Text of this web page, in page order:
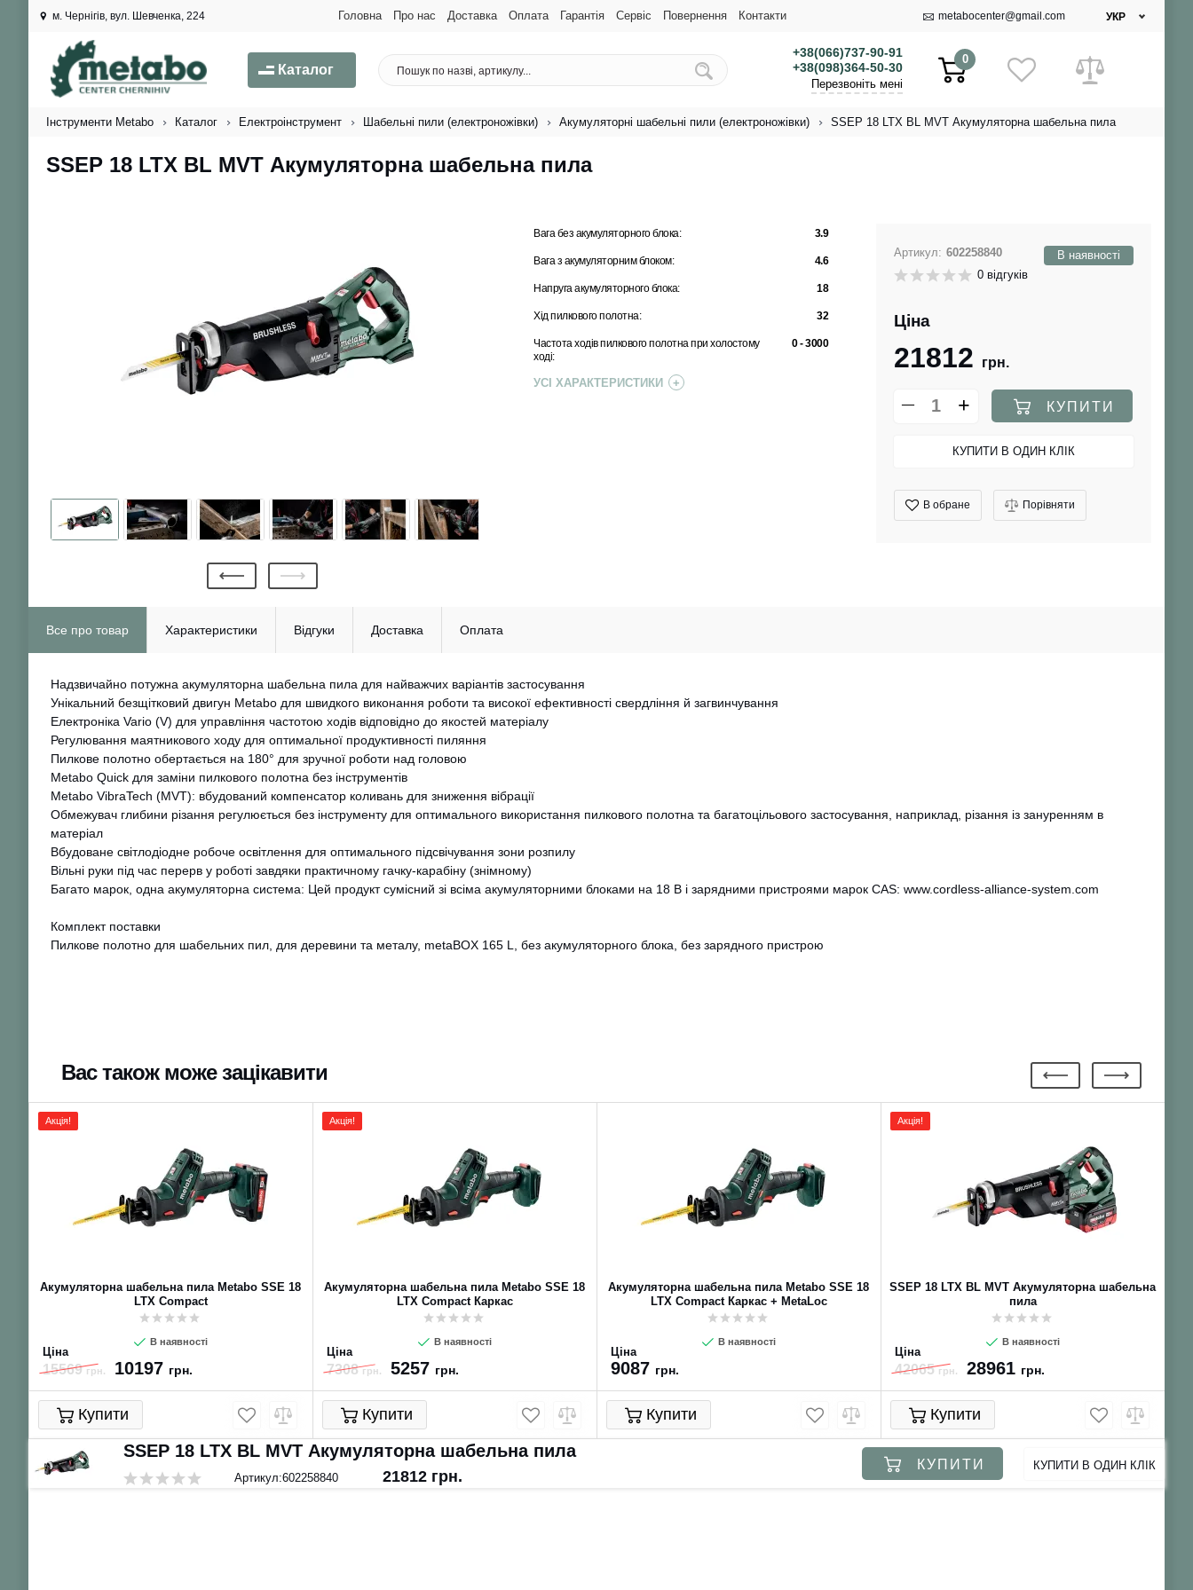
м. Чернігів, вул. Шевченка, 224 Головна Про нас Доставка Оплата Гарантія Сервіс Повернення Контакти metabocenter@gmail.com УКР
Каталог
+38(066)737-90-91
+38(098)364-50-30
Перезвоніть мені
0
Інструменти Metabo Каталог Електроінструмент Шабельні пили (електроножівки) Акумуляторні шабельні пили (електроножівки) SSEP 18 LTX BL MVT Акумуляторна шабельна пила
SSEP 18 LTX BL MVT Акумуляторна шабельна пила
Вага без акумуляторного блока: 3.9
Вага з акумуляторним блоком: 4.6
Напруга акумуляторного блока: 18
Хід пилкового полотна: 32
Частота ходів пилкового полотна при холостому
ході:
0 - 3000
УСІ ХАРАКТЕРИСТИКИ +
В наявності
Артикул: 602258840
0 відгуків
Ціна
21812 грн.
КУПИТИ
КУПИТИ В ОДИН КЛІК
В обране Порівняти
Все про товар Характеристики Відгуки Доставка Оплата
Надзвичайно потужна акумуляторна шабельна пила для найважчих варіантів застосування
Унікальний безщітковий двигун Metabo для швидкого виконання роботи та високої ефективності свердління й загвинчування
Електроніка Vario (V) для управління частотою ходів відповідно до якостей матеріалу
Регулювання маятникового ходу для оптимальної продуктивності пиляння
Пилкове полотно обертається на 180° для зручної роботи над головою
Metabo Quick для заміни пилкового полотна без інструментів
Metabo VibraTech (MVT): вбудований компенсатор коливань для зниження вібрації
Обмежувач глибини різання регулюється без інструменту для оптимального використання пилкового полотна та багатоцільового застосування, наприклад, різання із зануренням в
матеріал
Вбудоване світлодіодне робоче освітлення для оптимального підсвічування зони розпилу
Вільні руки під час перерв у роботі завдяки практичному гачку-карабіну (знімному)
Багато марок, одна акумуляторна система: Цей продукт сумісний зі всіма акумуляторними блоками на 18 В і зарядними пристроями марок CAS: www.cordless-alliance-system.com
Комплект поставки
Пилкове полотно для шабельних пил, для деревини та металу, metaBOX 165 L, без акумуляторного блока, без зарядного пристрою
Вас також може зацікавити
Акція!
Акумуляторна шабельна пила Metabo SSE 18
LTX Compact
В наявності
Ціна
15569грн. 10197 грн.
Купити
Акція!
Акумуляторна шабельна пила Metabo SSE 18
LTX Compact Каркас
В наявності
Ціна
7308грн. 5257 грн.
Купити
Акумуляторна шабельна пила Metabo SSE 18
LTX Compact Каркас + MetaLoc
В наявності
Ціна
9087 грн.
Купити
Акція!
SSEP 18 LTX BL MVT Акумуляторна шабельна
пила
В наявності
Ціна
42065грн. 28961 грн.
Купити
SSEP 18 LTX BL MVT Акумуляторна шабельна пила
Артикул:602258840 21812 грн.
КУПИТИ КУПИТИ В ОДИН КЛІК